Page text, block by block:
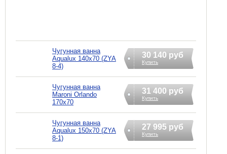
Чугунная ванна
Aqualux 140x70 (ZYA
8-4)
30 140 руб
Купить
Чугунная ванна
Maroni Orlando
170x70
31 400 руб
Купить
Чугунная ванна
Aqualux 150x70 (ZYA
8-1)
27 995 руб
Купить